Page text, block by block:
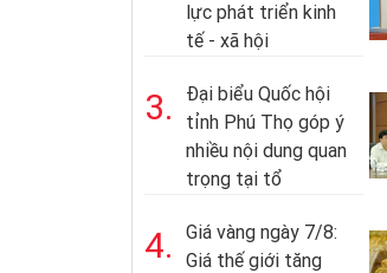
lực phát triển kinh
tế - xã hội
3.
Đại biểu Quốc hội
tỉnh Phú Thọ góp ý
nhiều nội dung quan
trọng tại tổ
4.
Giá vàng ngày 7/8:
Giá thế giới tăng